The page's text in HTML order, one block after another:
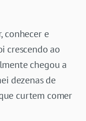
conhecer e
crescendo ao
chegou a
dezenas de
curtem comer